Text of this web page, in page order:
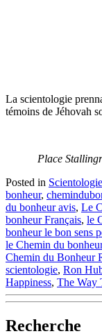
La scientologie
témoins de Jéhovah
Place
Posted in Scientologie
bonheur,
du bonheur avis, Le
bonheur Français, le
bonheur le bon sens
le Chemin du
Chemin du Bonheur
scientologie, Ron
Happiness, The Way
Recherche